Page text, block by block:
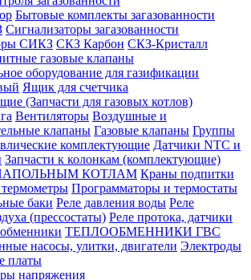
Бытовые комплекты загазованности
Сигнализаторы загазованности
СИКЗ СКЗ Карбон СКЗ-Кристалл
газовые клапаны
оборудование для газификации
Ящик для счетчика
(Запчасти для газовых котлов)
Вентиляторы Воздушные и
клапаны Газовые клапаны Группы
комплектующие Датчики NTC и
Запчасти к колонкам (комплектующие)
НАПОЛЬНЫМ КОТЛАМ Краны подпитки
Программаторы и термостаты
баки Реле давления воды Реле
(прессостаты) Реле протока, датчики
ТЕПЛООБМЕННИКИ ГВС
насосы, улитки, двигатели Электроды
платы
напряжения